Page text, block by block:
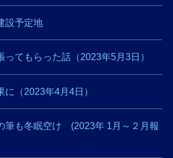
設予定地
ってもらった話（2023年5月3日）
（2023年4月4日）
筆も冬眠空け (2023年 1月～２月報